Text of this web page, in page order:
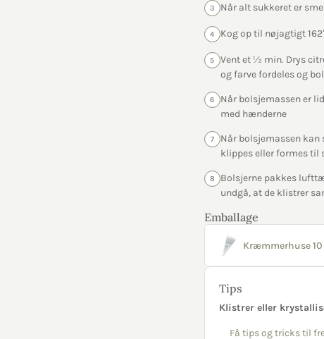
3 Når alt sukkeret er
4 Kog op til nøjagtigt
5
Vent et ½ min. Drys
og farve fordeles og
6
Når bolsjemassen er
med hænderne
7
Når bolsjemassen kan
klippes eller formes til
8
Bolsjerne pakkes
undgå, at de klistrer
Emballage
Kræmmerhuse
Tips
Klistrer eller
Få tips og tricks til